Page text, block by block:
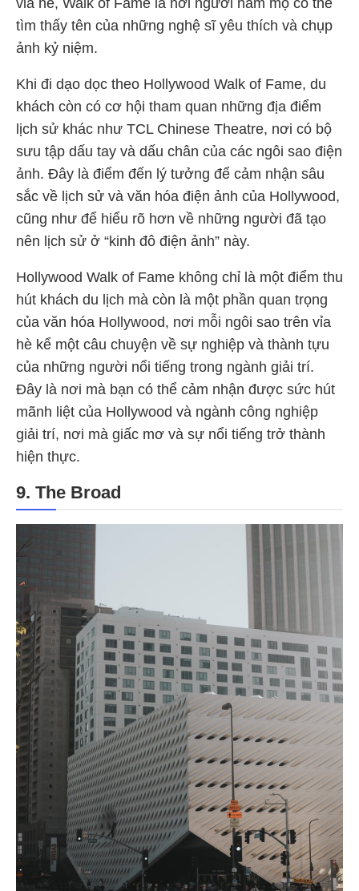
vỉa hè, Walk of Fame là nơi người hâm mộ có thể
tìm thấy tên của những nghệ sĩ yêu thích và chụp
ảnh kỷ niệm.
Khi đi dạo dọc theo Hollywood Walk of Fame, du
khách còn có cơ hội tham quan những địa điểm
lịch sử khác như TCL Chinese Theatre, nơi có bộ
sưu tập dấu tay và dấu chân của các ngôi sao điện
ảnh. Đây là điểm đến lý tưởng để cảm nhận sâu
sắc về lịch sử và văn hóa điện ảnh của Hollywood,
cũng như để hiểu rõ hơn về những người đã tạo
nên lịch sử ở “kinh đô điện ảnh” này.
Hollywood Walk of Fame không chỉ là một điểm thu
hút khách du lịch mà còn là một phần quan trọng
của văn hóa Hollywood, nơi mỗi ngôi sao trên vỉa
hè kể một câu chuyện về sự nghiệp và thành tựu
của những người nổi tiếng trong ngành giải trí.
Đây là nơi mà bạn có thể cảm nhận được sức hút
mãnh liệt của Hollywood và ngành công nghiệp
giải trí, nơi mà giấc mơ và sự nổi tiếng trở thành
hiện thực.
9. The Broad